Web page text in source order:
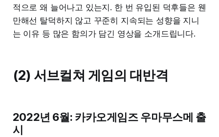
적으로 왜 늘어나고 있는지. 한 번 유입된 덕후들은 웬
만해선 탈덕하지 않고 꾸준히 지속되는 성향을 지니
는 이유 등 많은 함의가 담긴 영상을 소개드립니다.
(2) 서브컬쳐 게임의 대반격
2022년 6월: 카카오게임즈 우마무스메 출
시